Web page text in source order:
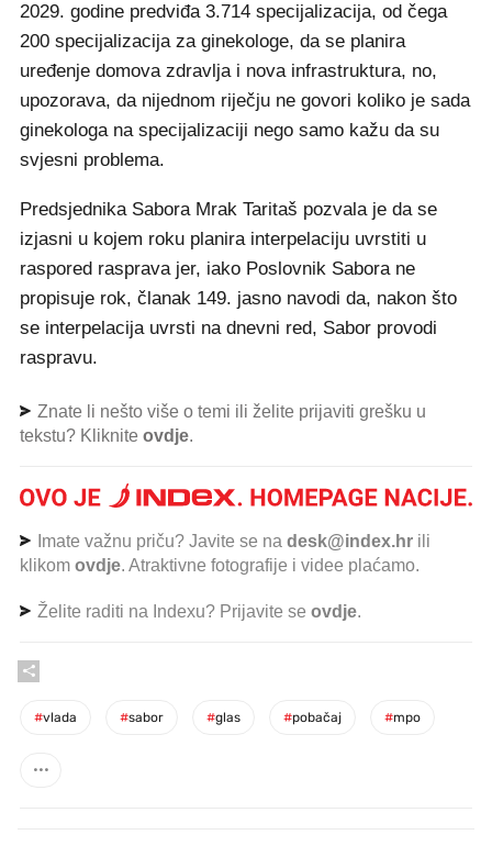
2029. godine predviđa 3.714 specijalizacija, od čega
200 specijalizacija za ginekologe, da se planira
uređenje domova zdravlja i nova infrastruktura, no,
upozorava, da nijednom riječju ne govori koliko je sada
ginekologa na specijalizaciji nego samo kažu da su
svjesni problema.
Predsjednika Sabora Mrak Taritaš pozvala je da se
izjasni u kojem roku planira interpelaciju uvrstiti u
raspored rasprava jer, iako Poslovnik Sabora ne
propisuje rok, članak 149. jasno navodi da, nakon što
se interpelacija uvrsti na dnevni red, Sabor provodi
raspravu.
Znate li nešto više o temi ili želite prijaviti grešku u
tekstu? Kliknite ovdje.
Imate važnu priču? Javite se na desk@index.hr ili
klikom ovdje. Atraktivne fotografije i videe plaćamo.
Želite raditi na Indexu? Prijavite se ovdje.
#vlada #sabor #glas #pobačaj #mpo